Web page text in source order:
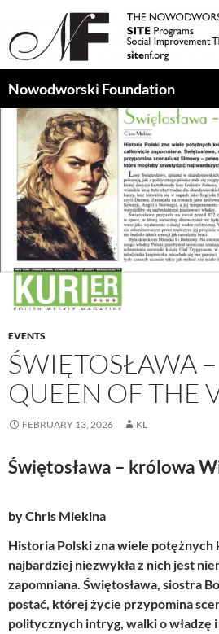
Nowodworski Foundation
TO
CONTENT
EVENTS
ŚWIĘTOSŁAWA
QUEEN OF THE
FEBRUARY 13, 2026 KL
Świętosława – królowa
by Chris Miekina
Historia Polski zna wiele potężnych
najbardziej niezwykła z nich jest
zapomniana. Świętosława, siostra
postać, której życie przypomina
politycznych intryg, walki o władzę